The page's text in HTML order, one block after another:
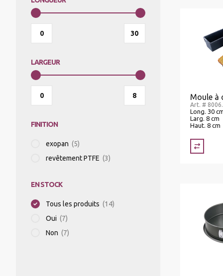
RÉFRIGÉRATEURS/VITRINES RÉFRIGÉRÉES
TRANSPORT DE BOISSOINS/ALIMENTS
CHARIOTS DISTRIBUTEURS
LARGEUR
FINITION
exopan (5)
revêtement PTFE (3)
EN STOCK
Tous les produits (14)
Oui (7)
Non (7)
Moule à
Art. #
Long. 30
Larg. 8 cm
Haut. 8 cm